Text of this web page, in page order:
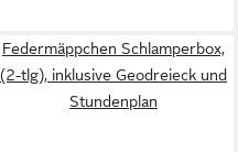
Federmäppchen Schlamperbox,
(2-tlg), inklusive Geodreieck und
Stundenplan